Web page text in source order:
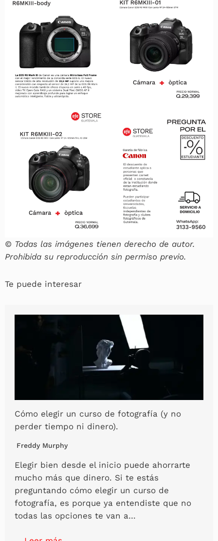
© Todas las imágenes tienen derecho de autor.
Prohibida su reproducción sin permiso previo.
Te puede interesar
Cómo elegir un curso de fotografía (y no
perder tiempo ni dinero).
Freddy Murphy
Elegir bien desde el inicio puede ahorrarte
mucho más que dinero. Si te estás
preguntando cómo elegir un curso de
fotografía, es porque ya entendiste que no
todas las opciones te van a…